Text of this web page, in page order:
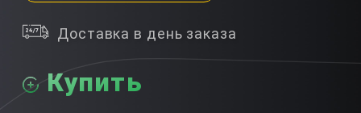
Доставка в день заказа
Купить